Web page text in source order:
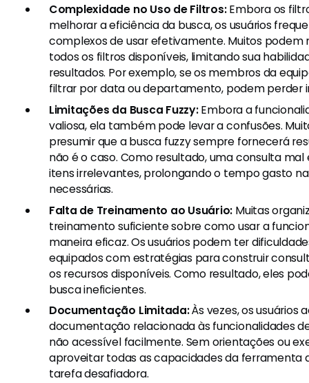
Complexidade no Uso de Filtros:Embora os
melhorar a eficiência da busca, os usuários
complexos de usar efetivamente. Muitos podem
todos os filtros disponíveis, limitando sua
resultados. Por exemplo, se os membros da
filtrar por data ou departamento, podem perder
Limitações da Busca Fuzzy:Embora a
valiosa, ela também pode levar a confusões.
presumir que a busca fuzzy sempre fornecerá
não é o caso. Como resultado, uma consulta
itens irrelevantes, prolongando o tempo gasto
necessárias.
Falta de Treinamento ao Usuário: Muitas
treinamento suficiente sobre como usar a
maneira eficaz. Os usuários podem ter
equipados com estratégias para construir
os recursos disponíveis. Como resultado, eles
busca ineficientes.
Documentação Limitada:Às vezes, os usuários
documentação relacionada às funcionalidades
não acessível facilmente. Sem orientações ou
aproveitar todas as capacidades da ferramenta
tarefa desafiadora.